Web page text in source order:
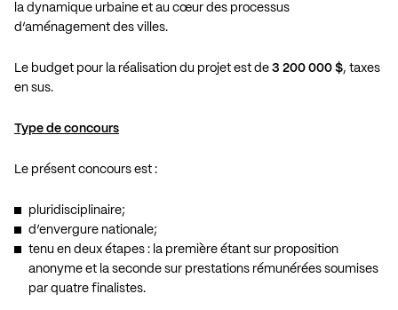
la dynamique urbaine et au cœur des processus
d’aménagement des villes.
Le budget pour la réalisation du projet est de 3 200 000 $, taxes
en sus.
Type de concours
Le présent concours est :
pluridisciplinaire;
d’envergure nationale;
tenu en deux étapes : la première étant sur proposition
anonyme et la seconde sur prestations rémunérées soumises
par quatre finalistes.